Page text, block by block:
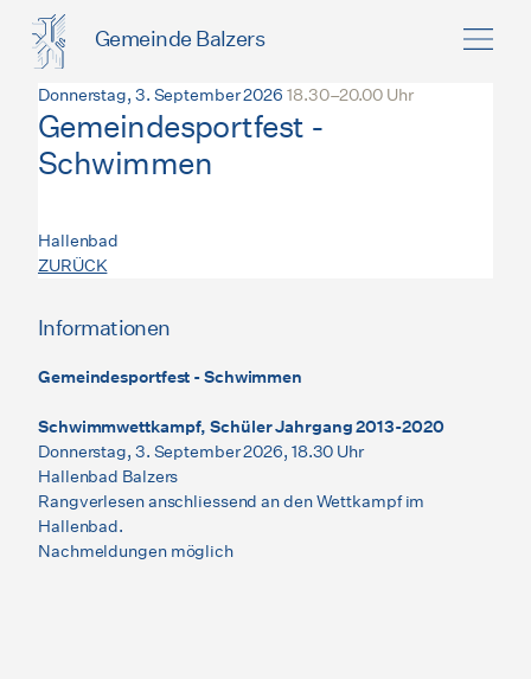
Gemeinde Balzers
Donnerstag, 3. September 2026 18.30–20.00 Uhr
Gemeindesportfest -
Schwimmen
Hallenbad
ZURÜCK
Informationen
Gemeindesportfest - Schwimmen
Schwimmwettkampf, Schüler Jahrgang 2013-2020
Donnerstag, 3. September 2026, 18.30 Uhr
Hallenbad Balzers
Rangverlesen anschliessend an den Wettkampf im
Hallenbad.
Nachmeldungen möglich